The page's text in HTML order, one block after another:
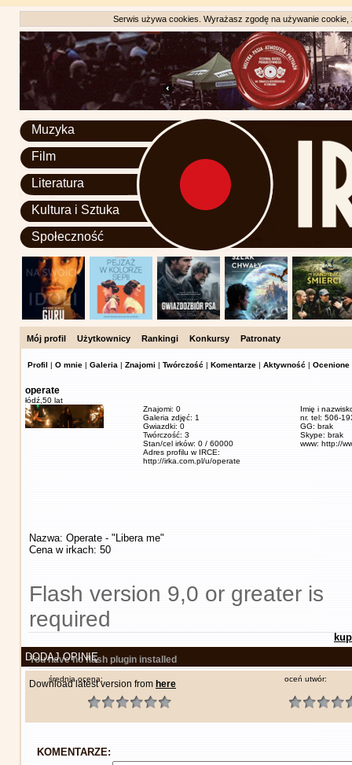
Serwis używa cookies. Wyrażasz zgodę na używanie
Muzyka
Film
Literatura
Kultura i Sztuka
Społeczność
Mój profil Użytkownicy Rankingi Konkursy Patronaty
Profil | O mnie | Galeria | Znajomi | Twórczość | Komentarze | Aktywność | Ocenione
operate
łódź, 50 lat
Znajomi: 0
Galeria zdjęć: 1
Gwiazdki: 0
Twórczość: 3
Stan/cel irków: 0 / 60000
Adres profilu w IRCE:
http://irka.com.pl/u/operate
Imię i
nr. tel: 506-
GG: brak
Skype: brak
www: http://
Nazwa: Operate - "Libera me"
Cena w irkach: 50
Flash version 9,0 or greater is
required
You have no flash plugin installed
Download latest version from here
DODAJ OPINIĘ
średnia ocena: oceń utwór:
KOMENTARZE: